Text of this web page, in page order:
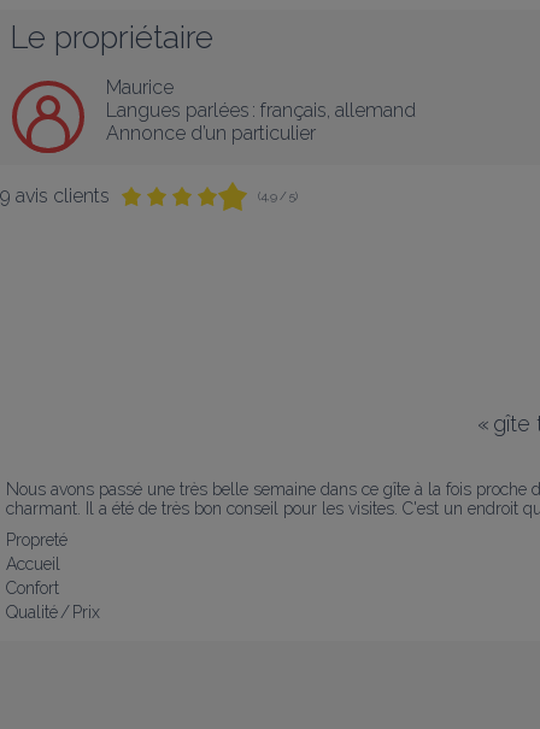
Le propriétaire
Maurice
Langues parlées : français, allemand
Annonce d’un particulier
9 avis clients (4,9 / 5)
« gîte
Nous avons passé une très belle semaine dans ce gîte à la fois
charmant. Il a été de très bon conseil pour les visites. C'est un endroit
Propreté
Accueil
Confort
Qualité / Prix